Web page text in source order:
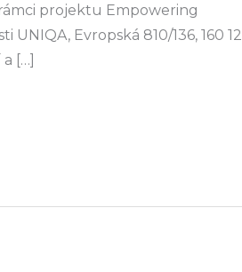
projektu Empowering
Evropská 810/136, 160 12
[…]